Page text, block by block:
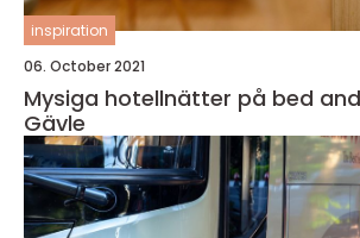
inspiration
06. October 2021
Mysiga hotellnätter på bed
Gävle